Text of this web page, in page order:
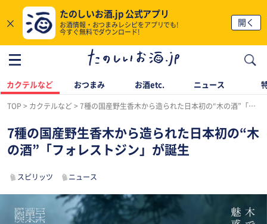
×
たのしいお酒.jp 公式アプリ
お酒情報・おつまみレシピをアプリでも!
今すぐ無料でダウンロード!
開く
カクテルなど おつまみ お酒etc. ニュース
TOP カクテルなど 7種の国産野生香木から造られた日本初の“木の酒”「フォレストジン」が誕生
7種の国産野生香木から造られた日本初の“木
の酒”「フォレストジン」が誕生
スピリッツ ニュース